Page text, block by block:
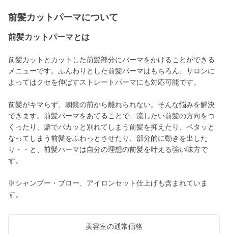
前髪カットパーマについて
前髪カットパーマとは
前髪カットとカットした前髪部分にパーマをかけることができる
メニューです。ふんわりとした前髪パーマはもちろん、サロンに
よってはクセを伸ばすストレートパーマにも対応可能です。
前髪がキマらず、朝鏡の前から離れられない。そんな悩みを解決
できます。前髪パーマをあてることで、流したい前髪の方向をつ
くったり、癖でパカッと別れてしまう前髪を抑えたり、ペタッと
なってしまう前髪をふわっとさせたり、部分的に動きを出した
り・・と、前髪パーマは自分の理想の前髪を叶える強い味方で
す。
※シャンプー・ブロー、アイロンセット仕上げも含まれていま
す。
美容室の通常価格